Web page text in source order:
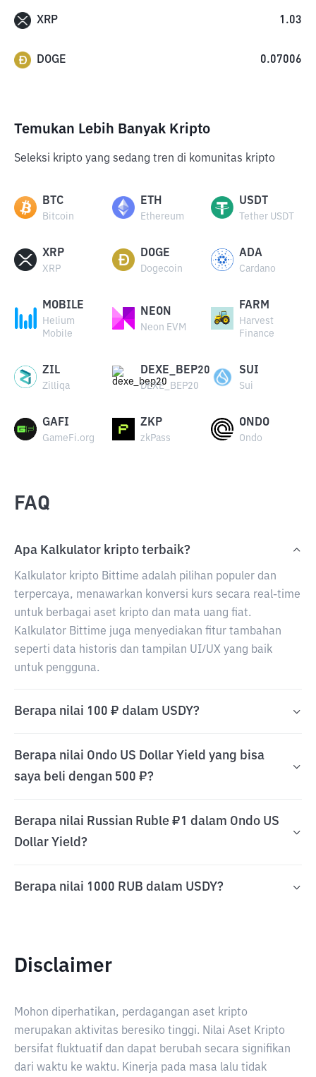
XRP 1.03
DOGE 0.07006
Temukan Lebih Banyak Kripto
Seleksi kripto yang sedang tren di komunitas kripto
BTC
Bitcoin
ETH
Ethereum
USDT
Tether USDT
XRP
XRP
DOGE
Dogecoin
ADA
Cardano
MOBILE
Helium
Mobile
NEON
Neon EVM
FARM
Harvest
Finance
ZIL
Zilliqa
DEXE_BEP20
DEXE_BEP20
SUI
Sui
GAFI
GameFi.org
ZKP
zkPass
ONDO
Ondo
FAQ
Apa Kalkulator kripto terbaik?
Kalkulator kripto Bittime adalah pilihan populer dan
terpercaya, menawarkan konversi kurs secara real-time
untuk berbagai aset kripto dan mata uang fiat.
Kalkulator Bittime juga menyediakan fitur tambahan
seperti data historis dan tampilan UI/UX yang baik
untuk pengguna.
Berapa nilai 100 ₽ dalam USDY?
Berapa nilai Ondo US Dollar Yield yang bisa
saya beli dengan 500 ₽?
Berapa nilai Russian Ruble ₽1 dalam Ondo US
Dollar Yield?
Berapa nilai 1000 RUB dalam USDY?
Disclaimer
Mohon diperhatikan, perdagangan aset kripto
merupakan aktivitas beresiko tinggi. Nilai Aset Kripto
bersifat fluktuatif dan dapat berubah secara signifikan
dari waktu ke waktu. Kinerja pada masa lalu tidak